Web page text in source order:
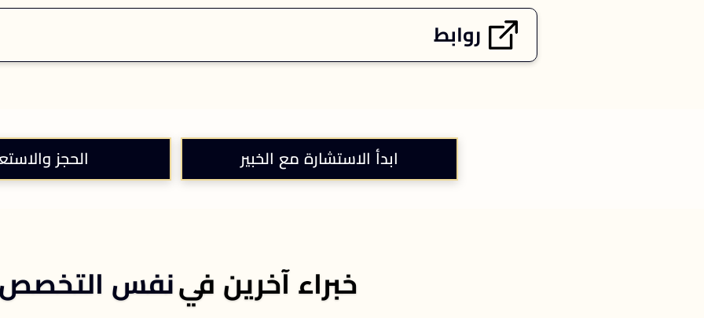
روابط
ابدأ الاستشارة مع الخبير الحجز
خبراء آخرين في نفس التخصص